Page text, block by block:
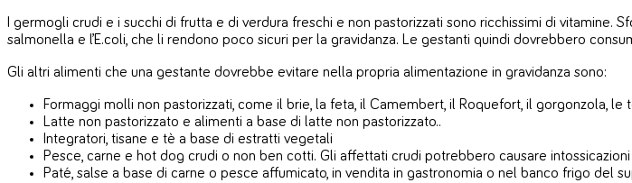
I germogli crudi e i succhi di frutta e di verdura freschi e non pastorizzati sono ricchissimi di vitamine.
salmonella e l’E.coli, che li rendono poco sicuri per la gravidanza. Le gestanti quindi dovrebbero
Gli altri alimenti che una gestante dovrebbe evitare nella propria alimentazione in gravidanza sono:
Formaggi molli non pastorizzati, come il brie, la feta, il Camembert, il Roquefort, il gorgonzola, le
Latte non pastorizzato e alimenti a base di latte non pastorizzato..
Integratori, tisane e tè a base di estratti vegetali
Pesce, carne e hot dog crudi o non ben cotti. Gli affettati crudi potrebbero causare intossicazioni
Paté, salse a base di carne o pesce affumicato, in vendita in gastronomia o nel banco frigo del